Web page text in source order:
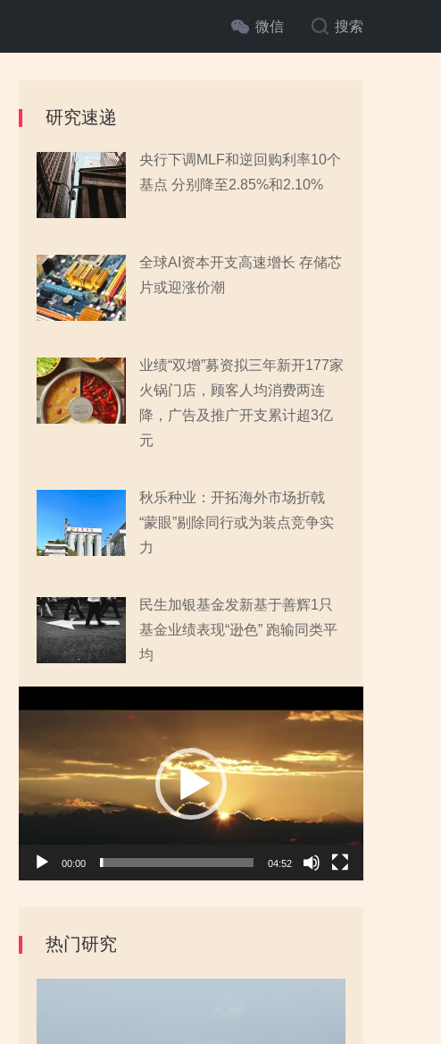
微信 搜索
研究速递
央行下调MLF和逆回购利率10个
基点 分别降至2.85%和2.10%
全球AI资本开支高速增长 存储芯
片或迎涨价潮
业绩“双增”募资拟三年新开177家
火锅门店，顾客人均消费两连
降，广告及推广开支累计超3亿
元
秋乐种业：开拓海外市场折戟
“蒙眼”剔除同行或为装点竞争实
力
民生加银基金发新基于善辉1只
基金业绩表现“逊色” 跑输同类平
均
频
放
器
00:00 04:52
热门研究